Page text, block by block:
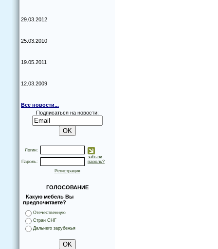
29.03.2012
25.03.2010
19.05.2011
12.03.2009
Все новости...
Подписаться на новости:
Логин:
Пароль:
забыли
пароль?
Регистрация
ГОЛОСОВАНИЕ
Какую мебель Вы
предпочитаете?
Отечественную
Стран СНГ
Дальнего зарубежья